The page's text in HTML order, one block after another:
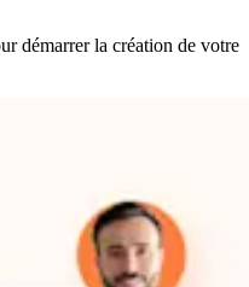
démarrer la création de votre